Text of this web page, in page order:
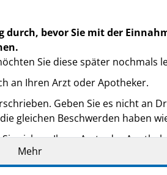
durch, bevor Sie mit der
Sie diese später nochmals
an Ihren Arzt oder Apotheker.
Geben Sie es nicht an
gleichen Beschwerden haben
sich an Ihren Arzt oder
angegeben sind. Siehe
Mehr